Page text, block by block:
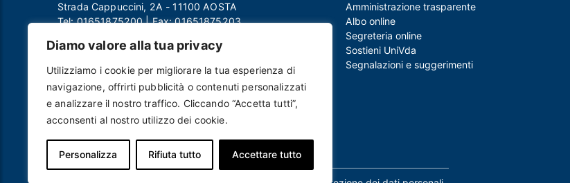
Diamo valore alla tua privacy
Utilizziamo i cookie per migliorare la tua esperienza di
navigazione, offrirti pubblicità o contenuti personalizzati
e analizzare il nostro traffico. Cliccando “Accetta tutti”,
acconsenti al nostro utilizzo dei cookie.
Personalizza Rifiuta tutto Accettare tutto
Strada Cappuccini, 2A - 11100 AOSTA
Tel:01651875200| Fax:01651875203
Mail Responsabile Protezione dei Dati:
rpd@univda.it
Posta certificata:protocollo@pec.univda.it
P.IVA 01040890079 e C.F. 91041130070
Codice Univoco Ufficio: UF2EU2
Nome ufficio: Uff_eFatturaPA
Codice IPA: uvdau_ao
Amministrazione trasparente
Albo online
Segreteria online
Sostieni UniVda
Segnalazioni e suggerimenti